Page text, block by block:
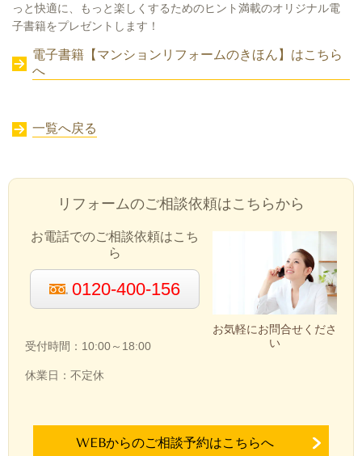
っと快適に、もっと楽しくするためのヒント満載のオリジナル電
子書籍をプレゼントします！
電子書籍【マンションリフォームのきほん】はこちら
へ
一覧へ戻る
リフォームのご相談依頼はこちらから
お気軽にお問合せくださ
い
お電話でのご相談依頼はこち
ら
0120-400-156
受付時間：10:00～18:00
休業日：不定休
WEBからのご相談予約はこちらへ